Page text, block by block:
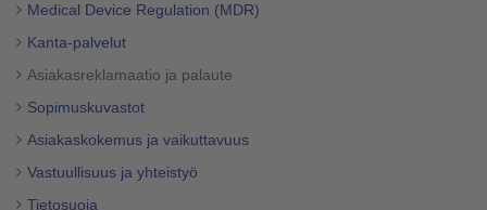
Medical Device Regulation (MDR)
Kanta-palvelut
Asiakasreklamaatio ja palaute
Sopimuskuvastot
Asiakaskokemus ja vaikuttavuus
Vastuullisuus ja yhteistyö
Tietosuoja